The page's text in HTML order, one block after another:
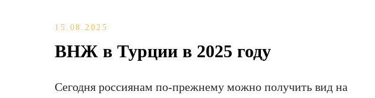
15.08.2025
ВНЖ в Турции в 2025 году
Сегодня россиянам по-прежнему можно получить вид на